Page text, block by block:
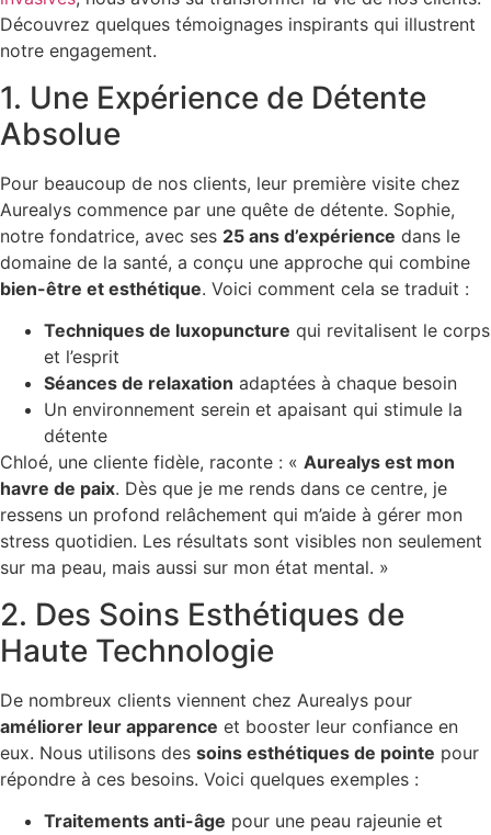
Découvrez quelques témoignages inspirants qui illustrent
notre engagement.
1. Une Expérience de Détente
Absolue
Pour beaucoup de nos clients, leur première visite chez
Aurealys commence par une quête de détente. Sophie,
notre fondatrice, avec ses 25 ans d’expérience dans le
domaine de la santé, a conçu une approche qui combine
bien-être et esthétique. Voici comment cela se traduit :
Techniques de luxopuncture qui revitalisent le corps
et l’esprit
Séances de relaxation adaptées à chaque besoin
Un environnement serein et apaisant qui stimule la
détente
Chloé, une cliente fidèle, raconte : « Aurealys est mon
havre de paix. Dès que je me rends dans ce centre, je
ressens un profond relâchement qui m’aide à gérer mon
stress quotidien. Les résultats sont visibles non seulement
sur ma peau, mais aussi sur mon état mental. »
2. Des Soins Esthétiques de
Haute Technologie
De nombreux clients viennent chez Aurealys pour
améliorer leur apparence et booster leur confiance en
eux. Nous utilisons des soins esthétiques de pointe pour
répondre à ces besoins. Voici quelques exemples :
Traitements anti-âge pour une peau rajeunie et